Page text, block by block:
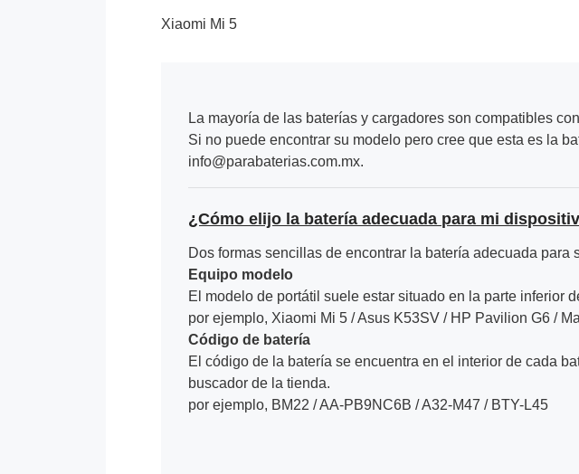
Xiaomi Mi 5
La mayoría de las baterías y cargadores son compatibles
Si no puede encontrar su modelo pero cree que esta es la
info@parabaterias.com.mx.
¿Cómo elijo la batería adecuada para mi
Dos formas sencillas de encontrar la batería adecuada para
Equipo modelo
El modelo de portátil suele estar situado en la parte inferior
por ejemplo, Xiaomi Mi 5 / Asus K53SV / HP Pavilion G6 /
Código de batería
El código de la batería se encuentra en el interior de cada
buscador de la tienda.
por ejemplo, BM22 / AA-PB9NC6B / A32-M47 / BTY-L45